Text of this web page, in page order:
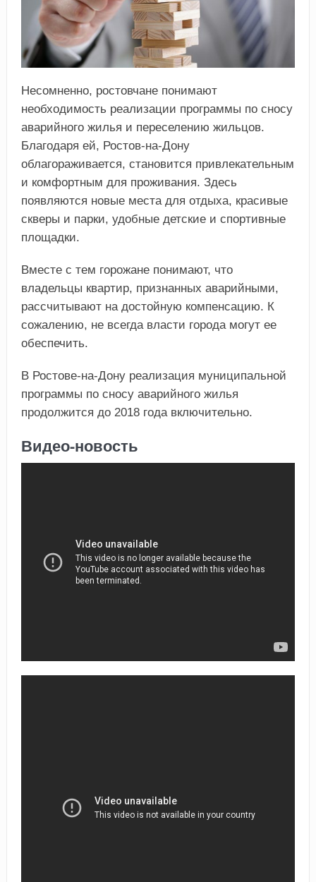
Несомненно, ростовчане понимают
необходимость реализации программы по сносу
аварийного жилья и переселению жильцов.
Благодаря ей, Ростов-на-Дону
облагораживается, становится привлекательным
и комфортным для проживания. Здесь
появляются новые места для отдыха, красивые
скверы и парки, удобные детские и спортивные
площадки.
Вместе с тем горожане понимают, что
владельцы квартир, признанных аварийными,
рассчитывают на достойную компенсацию. К
сожалению, не всегда власти города могут ее
обеспечить.
В Ростове-на-Дону реализация муниципальной
программы по сносу аварийного жилья
продолжится до 2018 года включительно.
Видео-новость